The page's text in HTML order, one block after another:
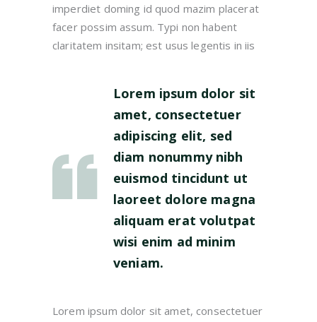
imperdiet doming id quod mazim placerat
facer possim assum. Typi non habent
claritatem insitam; est usus legentis in iis
Lorem ipsum dolor sit
amet, consectetuer
adipiscing elit, sed
diam nonummy nibh
euismod tincidunt ut
laoreet dolore magna
aliquam erat volutpat
wisi enim ad minim
veniam.
Lorem ipsum dolor sit amet, consectetuer